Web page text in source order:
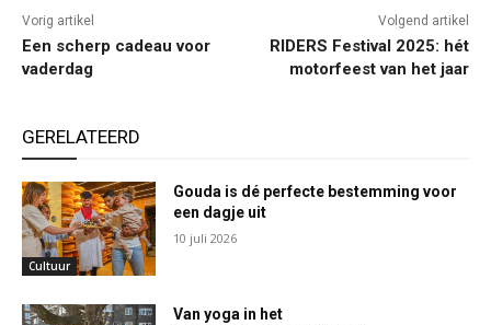
Vorig artikel
Een scherp cadeau voor
vaderdag
Volgend artikel
RIDERS Festival 2025: hét
motorfeest van het jaar
GERELATEERD
Cultuur
Gouda is dé perfecte bestemming voor
een dagje uit
10 juli 2026
Van yoga in het